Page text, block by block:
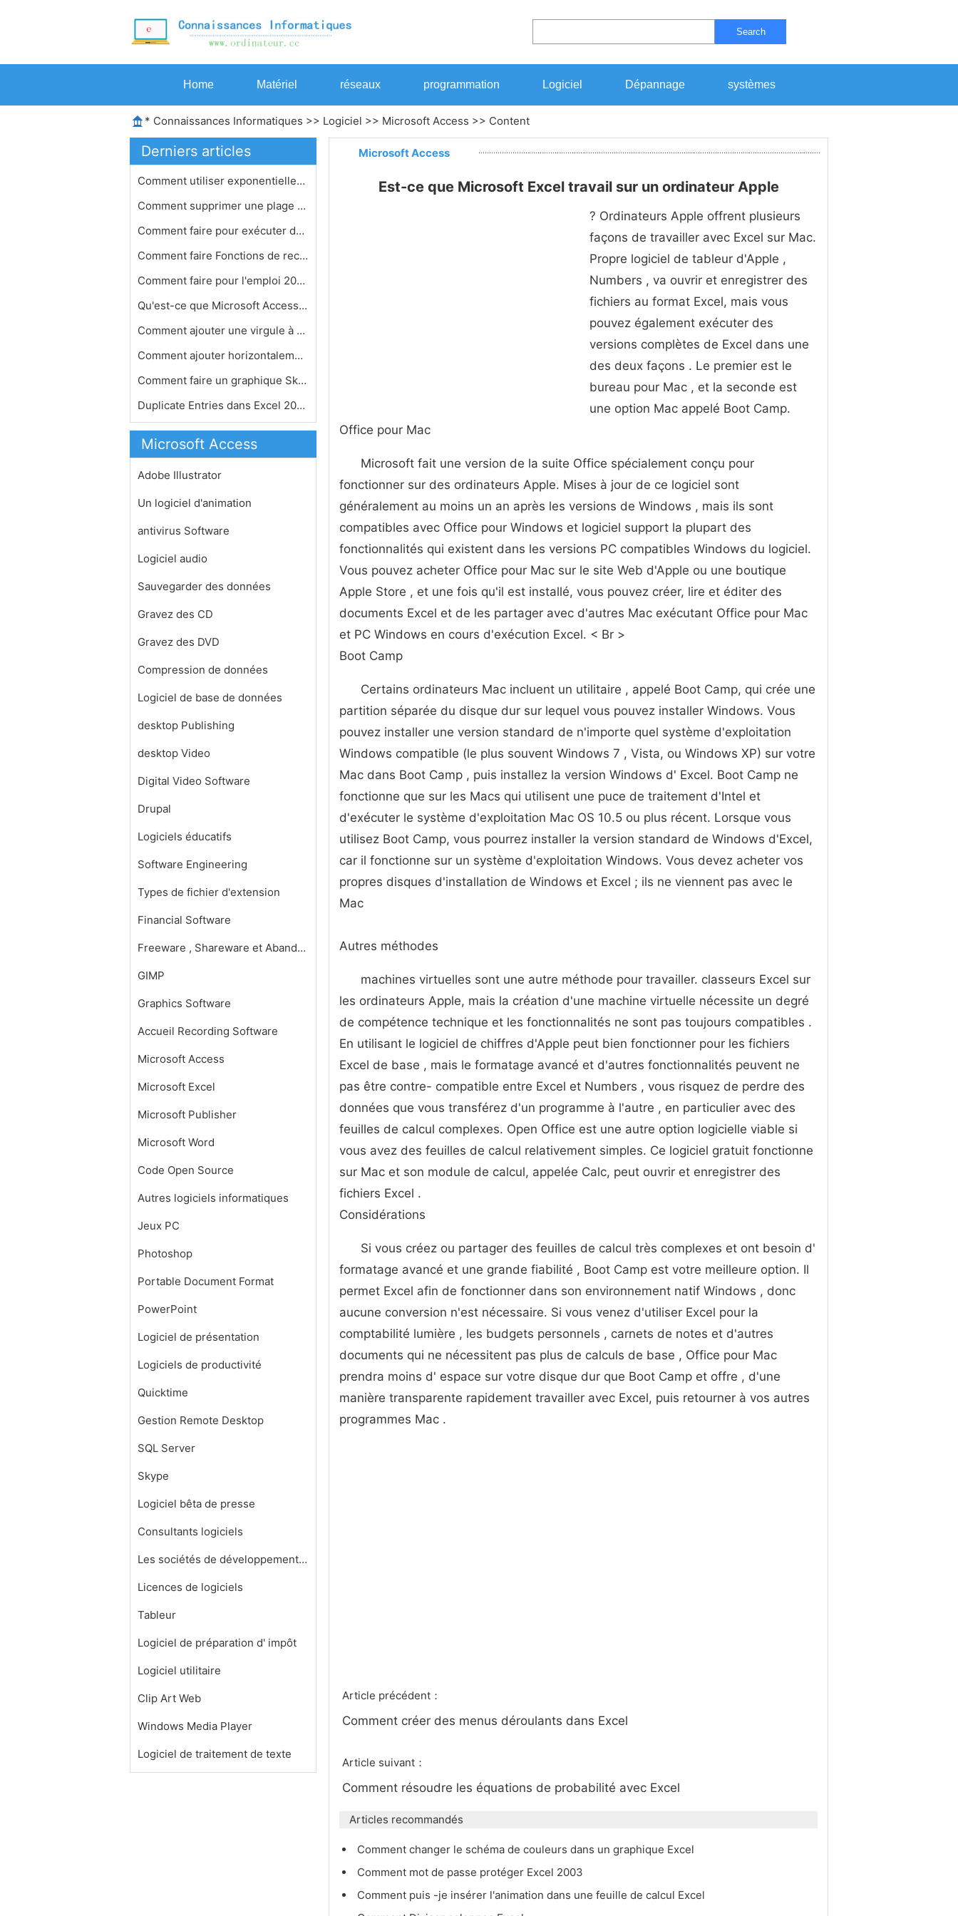
Search
Home Matériel réseaux programmation Logiciel Dépannage systèmes
* Connaissances Informatiques >> Logiciel >> Microsoft Access >> Content
Derniers articles
Comment utiliser exponentielles nég…
Comment supprimer une plage nommée …
Comment faire pour exécuter des scr…
Comment faire Fonctions de recherche…
Comment faire pour l'emploi 2002 Ave…
Qu'est-ce que Microsoft Access 2000 …
Comment ajouter une virgule à chaqu…
Comment ajouter horizontalement dans…
Comment faire un graphique Skew dans…
Duplicate Entries dans Excel 2003
Microsoft Access
Adobe Illustrator
Un logiciel d'animation
antivirus Software
Logiciel audio
Sauvegarder des données
Gravez des CD
Gravez des DVD
Compression de données
Logiciel de base de données
desktop Publishing
desktop Video
Digital Video Software
Drupal
Logiciels éducatifs
Software Engineering
Types de fichier d'extension
Financial Software
Freeware , Shareware et Abandonware
GIMP
Graphics Software
Accueil Recording Software
Microsoft Access
Microsoft Excel
Microsoft Publisher
Microsoft Word
Code Open Source
Autres logiciels informatiques
Jeux PC
Photoshop
Portable Document Format
PowerPoint
Logiciel de présentation
Logiciels de productivité
Quicktime
Gestion Remote Desktop
SQL Server
Skype
Logiciel bêta de presse
Consultants logiciels
Les sociétés de développement de logiciels
Licences de logiciels
Tableur
Logiciel de préparation d' impôt
Logiciel utilitaire
Clip Art Web
Windows Media Player
Logiciel de traitement de texte
Microsoft Access
Est-ce que Microsoft Excel travail sur un ordinateur Apple
? Ordinateurs Apple offrent plusieurs
façons de travailler avec Excel sur Mac.
Propre logiciel de tableur d'Apple ,
Numbers , va ouvrir et enregistrer des
fichiers au format Excel, mais vous
pouvez également exécuter des
versions complètes de Excel dans une
des deux façons . Le premier est le
bureau pour Mac , et la seconde est
une option Mac appelé Boot Camp.
Office pour Mac
Microsoft fait une version de la suite Office spécialement conçu pour
fonctionner sur des ordinateurs Apple. Mises à jour de ce logiciel sont
généralement au moins un an après les versions de Windows , mais ils sont
compatibles avec Office pour Windows et logiciel support la plupart des
fonctionnalités qui existent dans les versions PC compatibles Windows du logiciel.
Vous pouvez acheter Office pour Mac sur le site Web d'Apple ou une boutique
Apple Store , et une fois qu'il est installé, vous pouvez créer, lire et éditer des
documents Excel et de les partager avec d'autres Mac exécutant Office pour Mac
et PC Windows en cours d'exécution Excel. < Br >
Boot Camp
Certains ordinateurs Mac incluent un utilitaire , appelé Boot Camp, qui crée une
partition séparée du disque dur sur lequel vous pouvez installer Windows. Vous
pouvez installer une version standard de n'importe quel système d'exploitation
Windows compatible (le plus souvent Windows 7 , Vista, ou Windows XP) sur votre
Mac dans Boot Camp , puis installez la version Windows d' Excel. Boot Camp ne
fonctionne que sur les Macs qui utilisent une puce de traitement d'Intel et
d'exécuter le système d'exploitation Mac OS 10.5 ou plus récent. Lorsque vous
utilisez Boot Camp, vous pourrez installer la version standard de Windows d'Excel,
car il fonctionne sur un système d'exploitation Windows. Vous devez acheter vos
propres disques d'installation de Windows et Excel ; ils ne viennent pas avec le
Mac
Autres méthodes
machines virtuelles sont une autre méthode pour travailler. classeurs Excel sur
les ordinateurs Apple, mais la création d'une machine virtuelle nécessite un degré
de compétence technique et les fonctionnalités ne sont pas toujours compatibles .
En utilisant le logiciel de chiffres d'Apple peut bien fonctionner pour les fichiers
Excel de base , mais le formatage avancé et d'autres fonctionnalités peuvent ne
pas être contre- compatible entre Excel et Numbers , vous risquez de perdre des
données que vous transférez d'un programme à l'autre , en particulier avec des
feuilles de calcul complexes. Open Office est une autre option logicielle viable si
vous avez des feuilles de calcul relativement simples. Ce logiciel gratuit fonctionne
sur Mac et son module de calcul, appelée Calc, peut ouvrir et enregistrer des
fichiers Excel .
Considérations
Si vous créez ou partager des feuilles de calcul très complexes et ont besoin d'
formatage avancé et une grande fiabilité , Boot Camp est votre meilleure option. Il
permet Excel afin de fonctionner dans son environnement natif Windows , donc
aucune conversion n'est nécessaire. Si vous venez d'utiliser Excel pour la
comptabilité lumière , les budgets personnels , carnets de notes et d'autres
documents qui ne nécessitent pas plus de calculs de base , Office pour Mac
prendra moins d' espace sur votre disque dur que Boot Camp et offre , d'une
manière transparente rapidement travailler avec Excel, puis retourner à vos autres
programmes Mac .
Article précédent：
Comment créer des menus déroulants dans Excel
Article suivant：
Comment résoudre les équations de probabilité avec Excel
Articles recommandés
Comment changer le schéma de couleurs dans un graphique Excel
Comment mot de passe protéger Excel 2003
Comment puis -je insérer l'animation dans une feuille de calcul Excel